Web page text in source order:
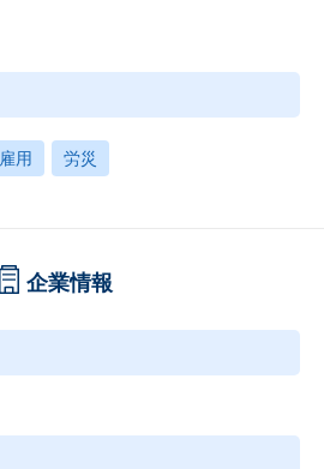
雇用 労災
企業情報